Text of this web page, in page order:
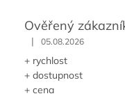
Ověřený
| 05.08.2026
+ rychlost
+ dostupnost
+ cena